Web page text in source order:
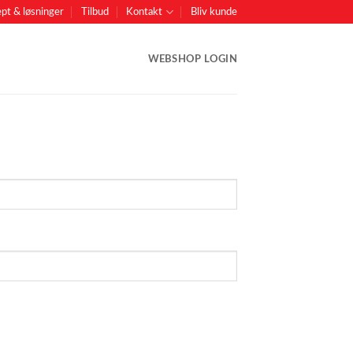
& løsninger Tilbud Kontakt Bliv kunde
WEBSHOP LOGIN